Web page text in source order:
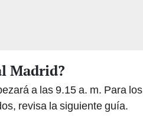
Madrid?
a las 9.15 a. m. Para los
revisa la siguiente guía.